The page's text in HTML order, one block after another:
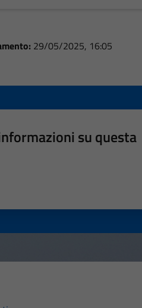
29/05/2025, 16:05
su questa